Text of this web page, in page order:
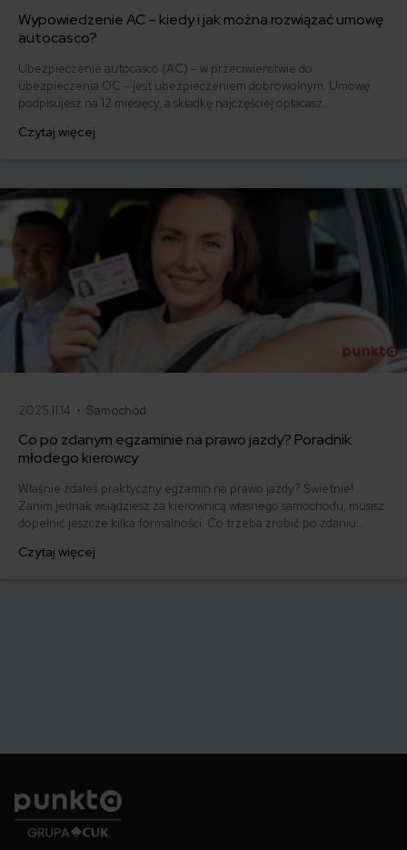
Wypowiedzenie AC – kiedy i jak można rozwiązać umowę
autocasco?
Ubezpieczenie autocasco (AC) – w przeciwieństwie do
ubezpieczenia OC – jest ubezpieczeniem dobrowolnym. Umowę
podpisujesz na 12 miesięcy, a składkę najczęściej opłacasz
ofertę lub zdecydowałeś się sprzedać samochód w trakcie trwania
Czytaj więcej
2025.11.14 • Samochód
Co po zdanym egzaminie na prawo jazdy? Poradnik
młodego kierowcy
Właśnie zdałeś praktyczny egzamin na prawo jazdy? Świetnie!
Zanim jednak wsiądziesz za kierownicą własnego samochodu, musisz
dopełnić jeszcze kilka formalności. Co trzeba zrobić po zdaniu
którym szybko załatwisz sprawy urzędowe i będziesz mógł prowadzić
Czytaj więcej